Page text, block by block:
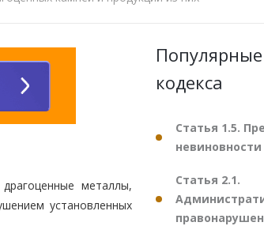
металлы,
установленных
Популярные
кодекса
Статья 1.5.
невиновности
Статья 2.1.